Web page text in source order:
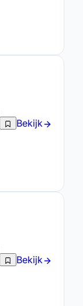
Bekijk
Bekijk